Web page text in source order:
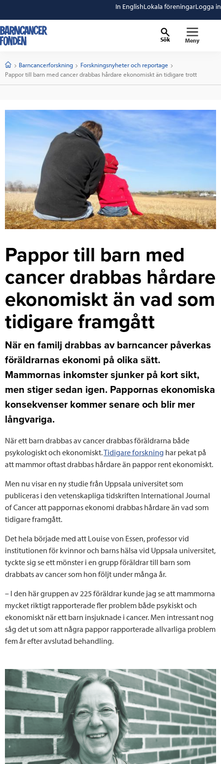
In EnglishLokala föreningarLogga in
Sök Meny
StartBarncancerforskning
Forskningsnyheter och reportage
Current:
Pappor till barn med cancer drabbas hårdare ekonomiskt än tidigare trott
Pappor till barn med
cancer drabbas hårdare
ekonomiskt än vad som
tidigare framgått
När en familj drabbas av barncancer påverkas
föräldrarnas ekonomi på olika sätt.
Mammornas inkomster sjunker på kort sikt,
men stiger sedan igen. Pappornas ekonomiska
konsekvenser kommer senare och blir mer
långvariga.
När ett barn drabbas av cancer drabbas föräldrarna både
psykologiskt och ekonomiskt.Tidigare forskning har pekat på
att mammor oftast drabbas hårdare än pappor rent ekonomiskt.
Men nu visar en ny studie från Uppsala universitet som
publiceras i den vetenskapliga tidskriften International Journal
of Cancer att pappornas ekonomi drabbas hårdare än vad som
tidigare framgått.
Det hela började med att Louise von Essen, professor vid
institutionen för kvinnor och barns hälsa vid Uppsala universitet,
tyckte sig se ett mönster i en grupp föräldrar till barn som
drabbats av cancer som hon följt under många år.
– I den här gruppen av 225 föräldrar kunde jag se att mammorna
mycket riktigt rapporterade fler problem både psykiskt och
ekonomiskt när ett barn insjuknade i cancer. Men intressant nog
såg det ut som att några pappor rapporterade allvarliga problem
fem år efter avslutad behandling.